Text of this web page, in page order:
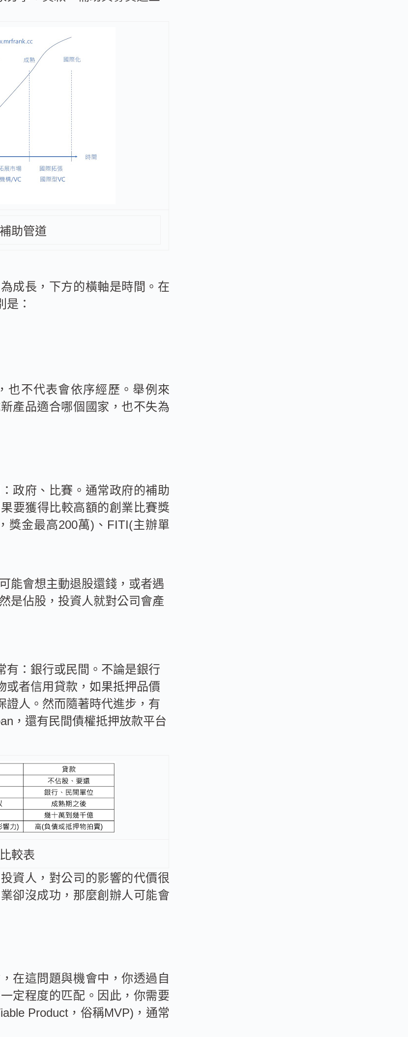
助管道
成長，下方的橫軸是時間。在
：
也不代表會依序經歷。舉例來
產品適合哪個國家，也不失為
政府、比賽。通常政府的補助
要獲得比較高額的創業比賽獎
獎金最高200萬)、FITI(主辦單
能會想主動退股還錢，或者遇
是佔股，投資人就對公司會產
有：銀行或民間。不論是銀行
或者信用貸款，如果抵押品價
證人。然而隨著時代進步，有
，還有民間債權抵押放款平台
較表
資人，對公司的影響的代價很
卻沒成功，那麼創辦人可能會
在這問題與機會中，你透過自
定程度的匹配。因此，你需要
Product，俗稱MVP)，通常